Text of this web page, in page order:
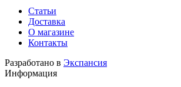
Статьи
Доставка
О магазине
Контакты
Разработано в Экспансия
Информация